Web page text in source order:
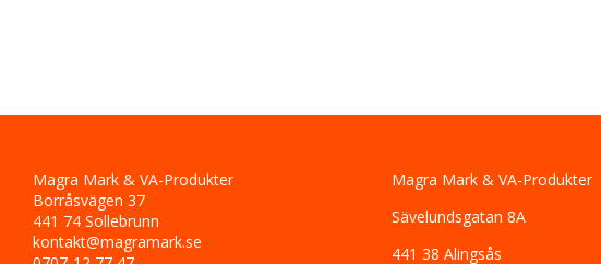
Magra Mark & VA-Produkter
Borråsvägen 37
441 74 Sollebrunn
kontakt@magramark.se
Magra Mark & VA-Produkter
Sävelundsgatan 8A
441 38 Alingsås